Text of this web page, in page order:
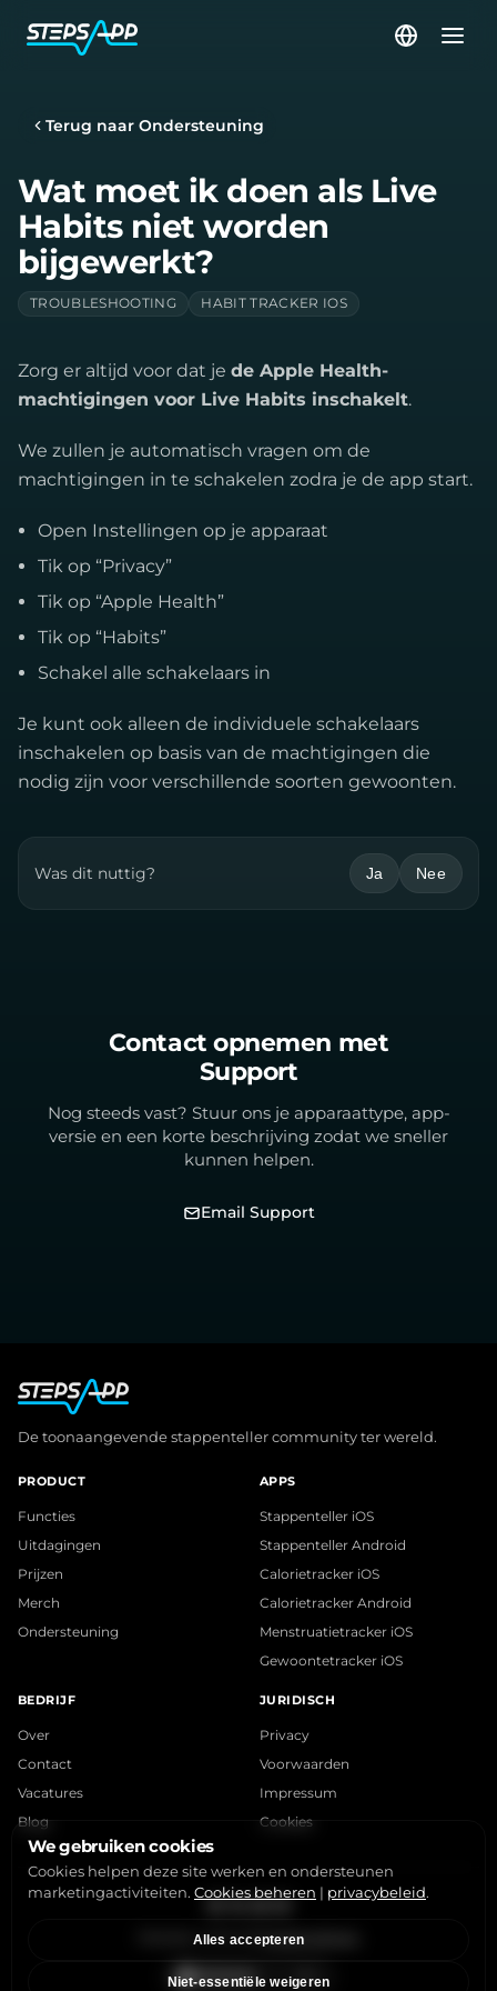
Terug naar Ondersteuning
Wat moet ik doen als Live
Habits niet worden
bijgewerkt?
TROUBLESHOOTING HABIT TRACKER IOS
Zorg er altijd voor dat je de Apple Health-
machtigingen voor Live Habits inschakelt.
We zullen je automatisch vragen om de
machtigingen in te schakelen zodra je de app start.
Open Instellingen op je apparaat
Tik op “Privacy”
Tik op “Apple Health”
Tik op “Habits”
Schakel alle schakelaars in
Je kunt ook alleen de individuele schakelaars
inschakelen op basis van de machtigingen die
nodig zijn voor verschillende soorten gewoonten.
Was dit nuttig? Ja Nee
Contact opnemen met
Support
Nog steeds vast? Stuur ons je apparaattype, app-
versie en een korte beschrijving zodat we sneller
kunnen helpen.
Email Support
De toonaangevende stappenteller community ter wereld.
PRODUCT
Functies
Uitdagingen
Prijzen
Merch
Ondersteuning
APPS
Stappenteller iOS
Stappenteller Android
Calorietracker iOS
Calorietracker Android
Menstruatietracker iOS
Gewoontetracker iOS
BEDRIJF
Over
Contact
Vacatures
Blog
JURIDISCH
Privacy
Voorwaarden
Impressum
Cookies
StepsApp © 2015-2026Cookies beheren
We gebruiken cookies
Cookies helpen deze site werken en ondersteunen
marketingactiviteiten. Cookies beheren | privacybeleid.
Alles accepteren
Niet-essentiële weigeren